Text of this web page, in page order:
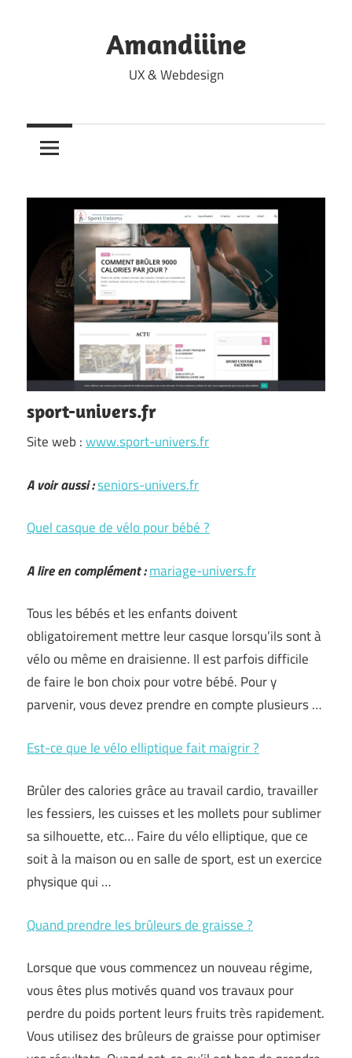
Amandiiine
UX & Webdesign
sport-univers.fr
Site web :www.sport-univers.fr
A voir aussi :seniors-univers.fr
Quel casque de vélo pour bébé ?
A lire en complément :mariage-univers.fr
Tous les bébés et les enfants doivent
obligatoirement mettre leur casque lorsqu’ils sont à
vélo ou même en draisienne. Il est parfois difficile
de faire le bon choix pour votre bébé. Pour y
parvenir, vous devez prendre en compte plusieurs …
Est-ce que le vélo elliptique fait maigrir ?
Brûler des calories grâce au travail cardio, travailler
les fessiers, les cuisses et les mollets pour sublimer
sa silhouette, etc… Faire du vélo elliptique, que ce
soit à la maison ou en salle de sport, est un exercice
physique qui …
Quand prendre les brûleurs de graisse ?
Lorsque que vous commencez un nouveau régime,
vous êtes plus motivés quand vos travaux pour
perdre du poids portent leurs fruits très rapidement.
Vous utilisez des brûleurs de graisse pour optimiser